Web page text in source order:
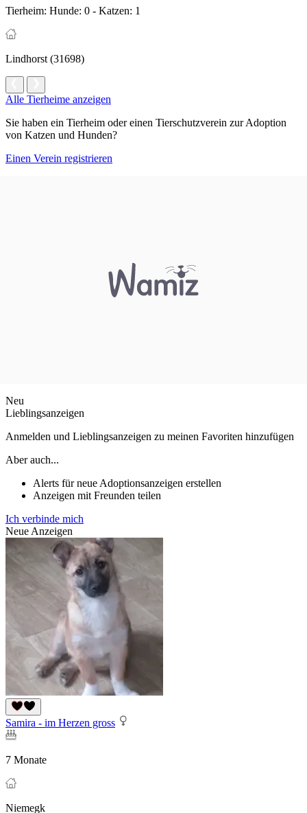
Tierheim: Hunde: 0 - Katzen: 1
Lindhorst (31698)
Alle Tierheime anzeigen
Sie haben ein Tierheim oder einen Tierschutzverein zur Adoption
von Katzen und Hunden?
Einen Verein registrieren
Neu
Lieblingsanzeigen
Anmelden und Lieblingsanzeigen zu meinen Favoriten hinzufügen
Aber auch...
Alerts für neue Adoptionsanzeigen erstellen
Anzeigen mit Freunden teilen
Ich verbinde mich
Neue Anzeigen
Samira - im Herzen gross
7 Monate
Niemegk